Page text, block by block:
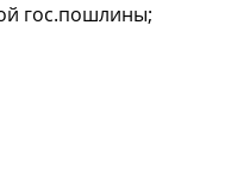
гос.пошлины;